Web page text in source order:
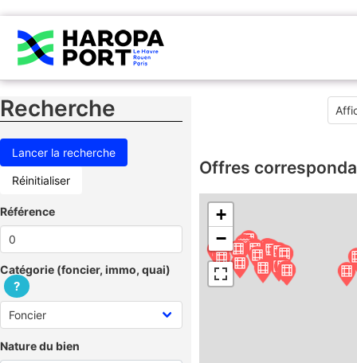
Recherche
Réinitialiser
Référence
Catégorie (foncier, immo, quai)
?
Nature du bien
Offres
+
−